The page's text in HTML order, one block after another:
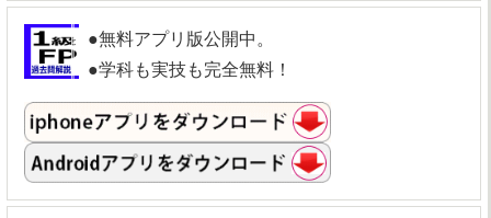
●無料アプリ版公開中。
●学科も実技も完全無料！